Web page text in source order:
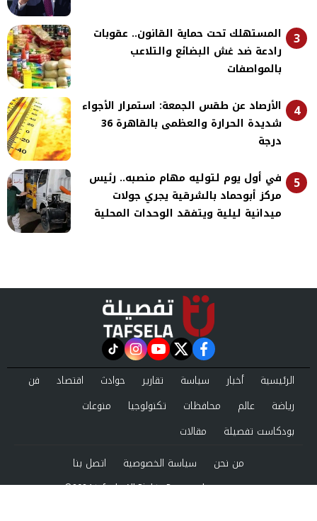
3
المستهلك تحت حماية القانون.. عقوبات
رادعة ضد غش البضائع والتلاعب
بالمواصفات
4
الأرصاد عن طقس الجمعة: استمرار الأجواء
شديدة الحرارة والعظمى بالقاهرة 36
درجة
5
في أول يوم لتوليه مهام منصبه.. رئيس
مركز أبوحماد بالشرقية يجري جولات
ميدانية ليلية ويتفقد الوحدات المحلية
facebook
twitter
youtube
instagram
tiktok
الرئيسية أخبار سياسة تقارير حوادث اقتصاد
فن
رياضة
عالم محافظات تكنولوجيا
منوعات
بودكاست تفصيلة
مقالات
من نحن
سياسة الخصوصية اتصل بنا
©2024 tafsela All Rights Reserved.